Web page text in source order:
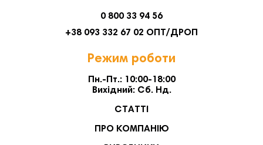
0 800 33 94 56
+38 093 332 67 02 ОПТ/ДРОП
Режим роботи
Пн.-Пт.: 10:00-18:00
Вихідний: Сб. Нд.
СТАТТІ
ПРО КОМПАНІЮ